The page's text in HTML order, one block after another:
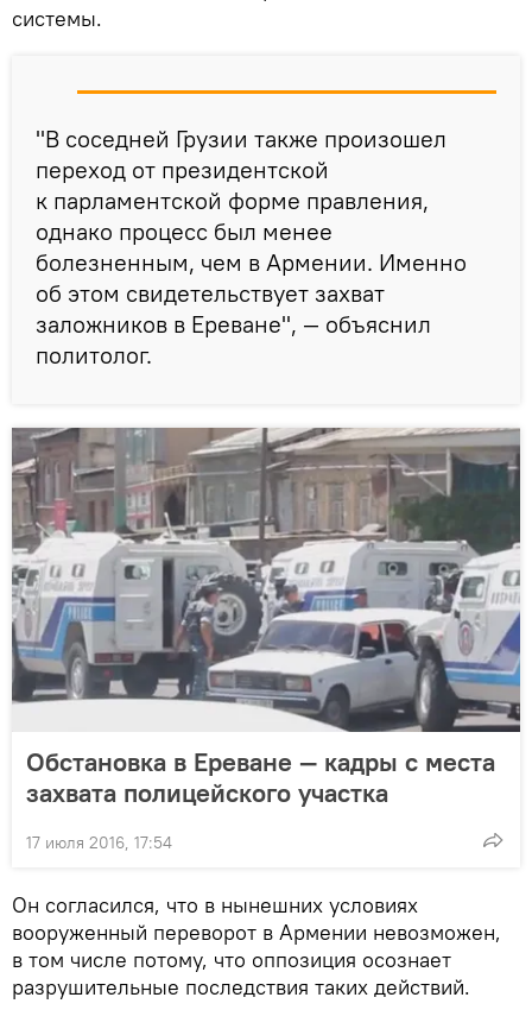
системы.
"В соседней Грузии также произошел
переход от президентской
к парламентской форме правления,
однако процесс был менее
болезненным, чем в Армении. Именно
об этом свидетельствует захват
заложников в Ереване", — объяснил
политолог.
Обстановка в Ереване — кадры с места
захвата полицейского участка
17 июля 2016, 17:54
Он согласился, что в нынешних условиях
вооруженный переворот в Армении невозможен,
в том числе потому, что оппозиция осознает
разрушительные последствия таких действий.